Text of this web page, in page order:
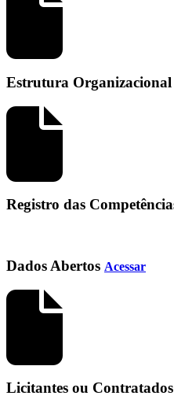
Estrutura Organizacional
Registro das
Dados Abertos Acessar
Licitantes ou